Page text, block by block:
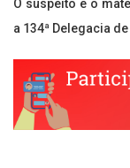
O suspeito e o
a 134ª Delegacia